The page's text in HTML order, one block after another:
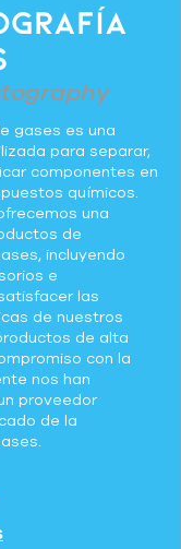
gases es una
para separar,
componentes en
químicos.
una
de
incluyendo
e
las
de nuestros
de alta
con la
nos han
proveedor
de la